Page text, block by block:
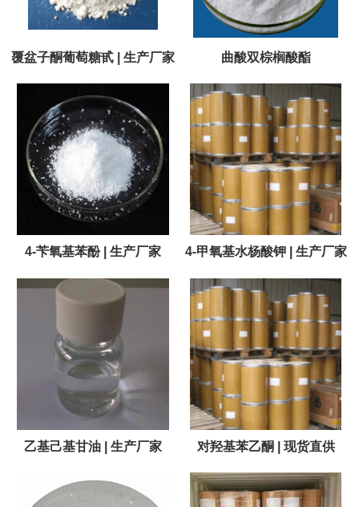
覆盆子酮葡萄糖甙 | 生产厂家 曲酸双棕榈酸酯
4-苄氧基苯酚 | 生产厂家 4-甲氧基水杨酸钾 | 生产厂家
乙基己基甘油 | 生产厂家 对羟基苯乙酮 | 现货直供